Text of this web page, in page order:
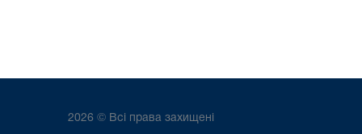
2026 © Всі права захищені